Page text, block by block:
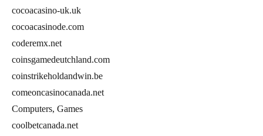
cocoacasino-uk.uk
cocoacasinode.com
coderemx.net
coinsgamedeutchland.com
coinstrikeholdandwin.be
comeoncasinocanada.net
Computers, Games
coolbetcanada.net